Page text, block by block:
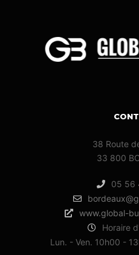
38 Route
33 800
05 56
www.global-
Horaire
Lun. - Ven. 10h00 -